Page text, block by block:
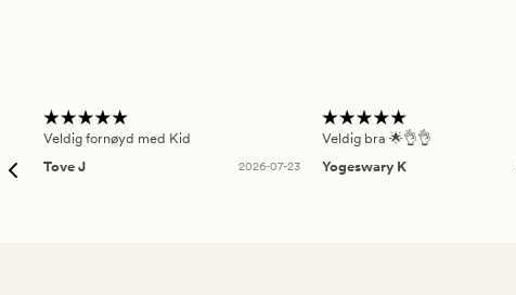
Veldig fornøyd med Kid
Tove J
2026-07-23
Veldig bra 🌟👌👌
Yogeswary K